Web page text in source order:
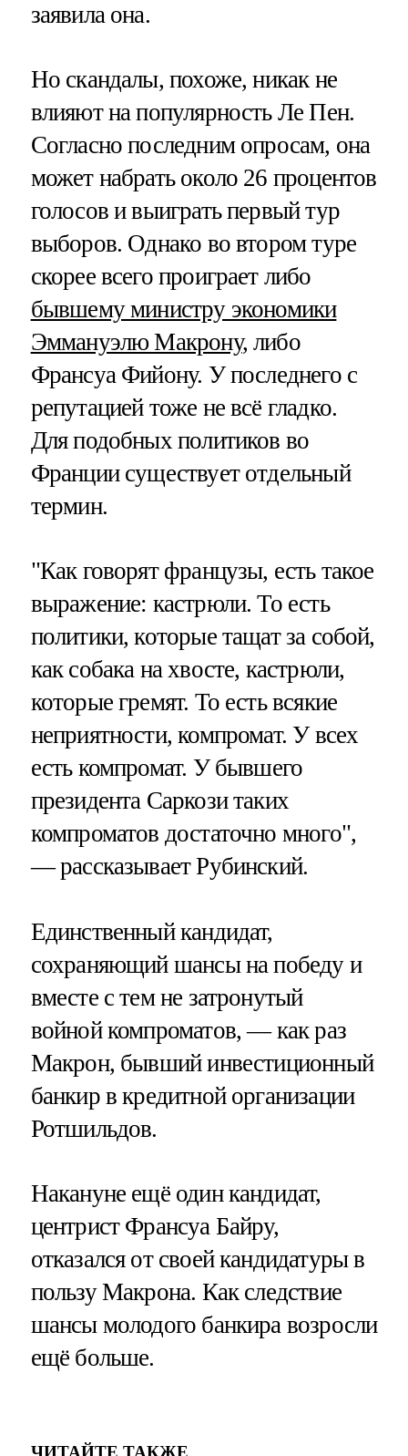
заявила она.
Но скандалы, похоже, никак не
влияют на популярность Ле Пен.
Согласно последним опросам, она
может набрать около 26 процентов
голосов и выиграть первый тур
выборов. Однако во втором туре
скорее всего проиграет либо
бывшему министру экономики
Эммануэлю Макрону, либо
Франсуа Фийону. У последнего с
репутацией тоже не всё гладко.
Для подобных политиков во
Франции существует отдельный
термин.
"Как говорят французы, есть такое
выражение: кастрюли. То есть
политики, которые тащат за собой,
как собака на хвосте, кастрюли,
которые гремят. То есть всякие
неприятности, компромат. У всех
есть компромат. У бывшего
президента Саркози таких
компроматов достаточно много",
— рассказывает Рубинский.
Единственный кандидат,
сохраняющий шансы на победу и
вместе с тем не затронутый
войной компроматов, — как раз
Макрон, бывший инвестиционный
банкир в кредитной организации
Ротшильдов.
Накануне ещё один кандидат,
центрист Франсуа Байру,
отказался от своей кандидатуры в
пользу Макрона. Как следствие
шансы молодого банкира возросли
ещё больше.